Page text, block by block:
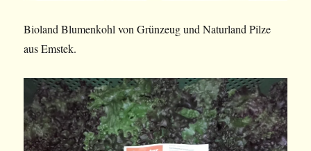
Bioland Blumenkohl von Grünzeug und Naturland Pilze
aus Emstek.